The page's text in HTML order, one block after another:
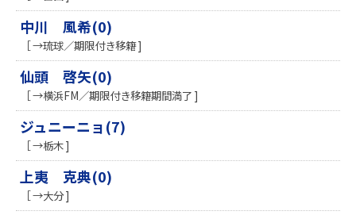
中川 風希(0)
［ →琉球／期限付き移籍 ]
仙頭 啓矢(0)
［ →横浜FM／期限付き移籍期間満了 ]
ジュニーニョ(7)
［ →栃木 ]
上夷 克典(0)
［ →大分 ]